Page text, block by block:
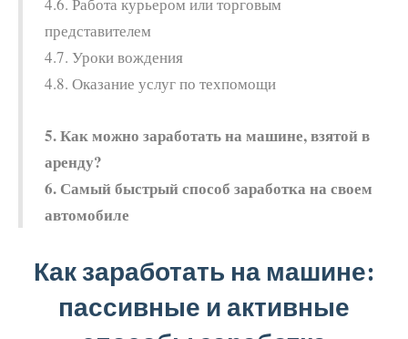
представителем
4.7. Уроки вождения
4.8. Оказание услуг по техпомощи
5. Как можно заработать на машине, взятой в
аренду?
6. Самый быстрый способ заработка на своем
автомобиле
Как заработать на машине:
пассивные и активные